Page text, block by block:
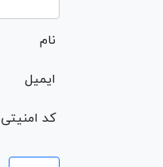
نام
ایمیل
* کد امنیتی